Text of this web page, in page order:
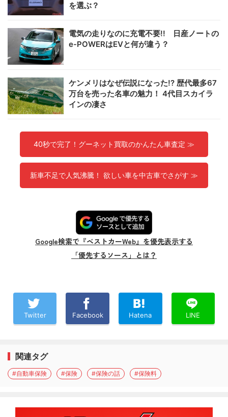
を選ぶ？
電気の走りなのに充電不要!! 日産ノートの
e-POWERはEVと何が違う？
ケンメリはなぜ伝説になった!? 歴代最多67
万台を売った名車の魅力！ 4代目スカイラ
インの凄さ
40秒で完了！グーネット買取のかんたん車査定 ≫
新車不足で人気沸騰！ 欲しい車を中古車でさがす ≫
Google検索で『ベストカーWeb』を優先表示する
「優先するソース」とは？
Twitter Facebook Hatena LINE
関連タグ
#自動車保険 #保険 #保険の話 #保険料